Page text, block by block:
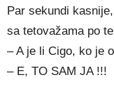
Par sekundi
sa tetovažama po
– A je li Cigo, ko je
– E, TO SAM JA !!!